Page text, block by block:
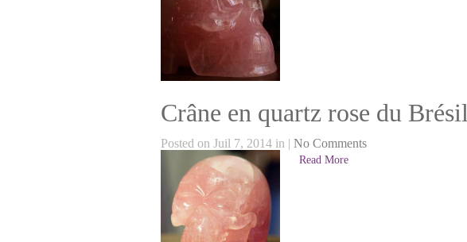
Crâne en quartz rose du Brésil
Posted on Juil 7, 2014 in | No Comments
Read More